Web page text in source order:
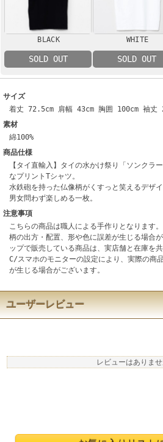
BLACK
SOLD OUT
WHITE
SOLD OUT
サイズ
着丈 72.5cm 肩幅 43cm 胸囲 100cm 袖丈
素材
綿100%
商品仕様
【タイ直輸入】タイの水かけ祭り「ソンクラ
なプリントTシャツ。
水鉄砲を持った仏像柄がくすっと笑えるデザイ
男女問わず楽しめる一枚。
注意事項
こちらの商品は職人による手作りとなります
柄の出方・配置、形や色に誤差が生じる場合
ップで販売している商品は、実店舗と在庫を
C/スマホのモニターの設定により、実際の商
が生じる場合がございます。
ユーザーレビュー
レビューはありませ